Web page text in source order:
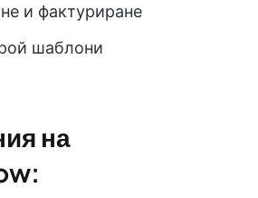
и фактуриране
шаблони
на